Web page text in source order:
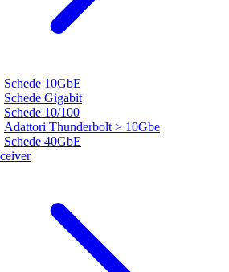
Schede 10GbE
Schede Gigabit
Schede 10/100
Adattori Thunderbolt > 10Gbe
Schede 40GbE